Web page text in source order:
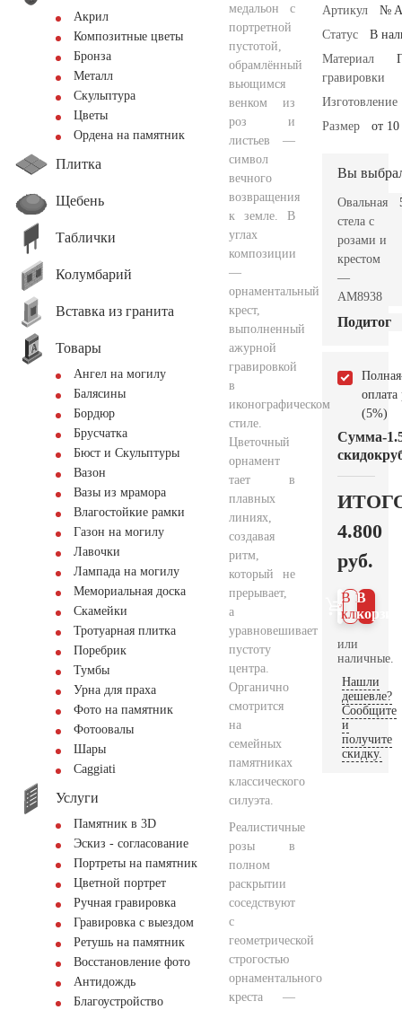
Акрил
Композитные цветы
Бронза
Металл
Скульптура
Цветы
Ордена на памятник
Плитка
Щебень
Таблички
Колумбарий
Вставка из гранита
Товары
Ангел на могилу
Балясины
Бордюр
Брусчатка
Бюст и Скульптуры
Вазон
Вазы из мрамора
Влагостойкие рамки
Газон на могилу
Лавочки
Лампада на могилу
Мемориальная доска
Скамейки
Тротуарная плитка
Поребрик
Тумбы
Урна для праха
Фото на памятник
Фотоовалы
Шары
Сaggiati
Услуги
Памятник в 3D
Эскиз - согласование
Портреты на памятник
Цветной портрет
Ручная гравировка
Гравировка с выездом
Ретушь на памятник
Восстановление фото
Антидождь
Благоустройство
медальон с
портретной
пустотой,
обрамлённый
вьющимся
венком из
роз и
листьев —
символ
вечного
возвращения
к земле. В
углах
композиции
—
орнаментальный
крест,
выполненный
ажурной
гравировкой
в
иконографическом
стиле.
Цветочный
орнамент
тает в
плавных
линиях,
создавая
ритм,
который не
прерывает,
а
уравновешивает
пустоту
центра.
Органично
смотрится
на
семейных
памятниках
классического
силуэта.
Реалистичные
розы в
полном
раскрытии
соседствуют
с
геометрической
строгостью
орнаментального
креста —
Артикул
№
Статус
В
Материал
гравировки
Изготовление
Размер
от
Вы
Овальная
стела с
розами и
крестом
—
AM8938
Подитог
Полная
оплата
(5%)
Сумма
скидок
-
4.800
руб.
В
В 1
клик
или
наличные.
Нашли
дешевле?
Сообщите
и
получите
скидку.